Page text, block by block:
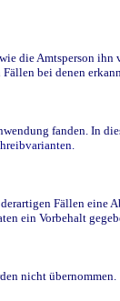
Amtsperson ihn
bei denen
fanden. In
Fällen
ein Vorbehalt
nicht übernommen.